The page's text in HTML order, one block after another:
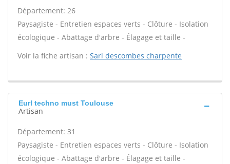
Département: 26
Paysagiste - Entretien espaces verts - Clôture - Isolation
écologique - Abattage d'arbre - Élagage et taille -
Voir la fiche artisan : Sarl descombes charpente
Eurl techno must Toulouse
Artisan
Département: 31
Paysagiste - Entretien espaces verts - Clôture - Isolation
écologique - Abattage d'arbre - Élagage et taille -